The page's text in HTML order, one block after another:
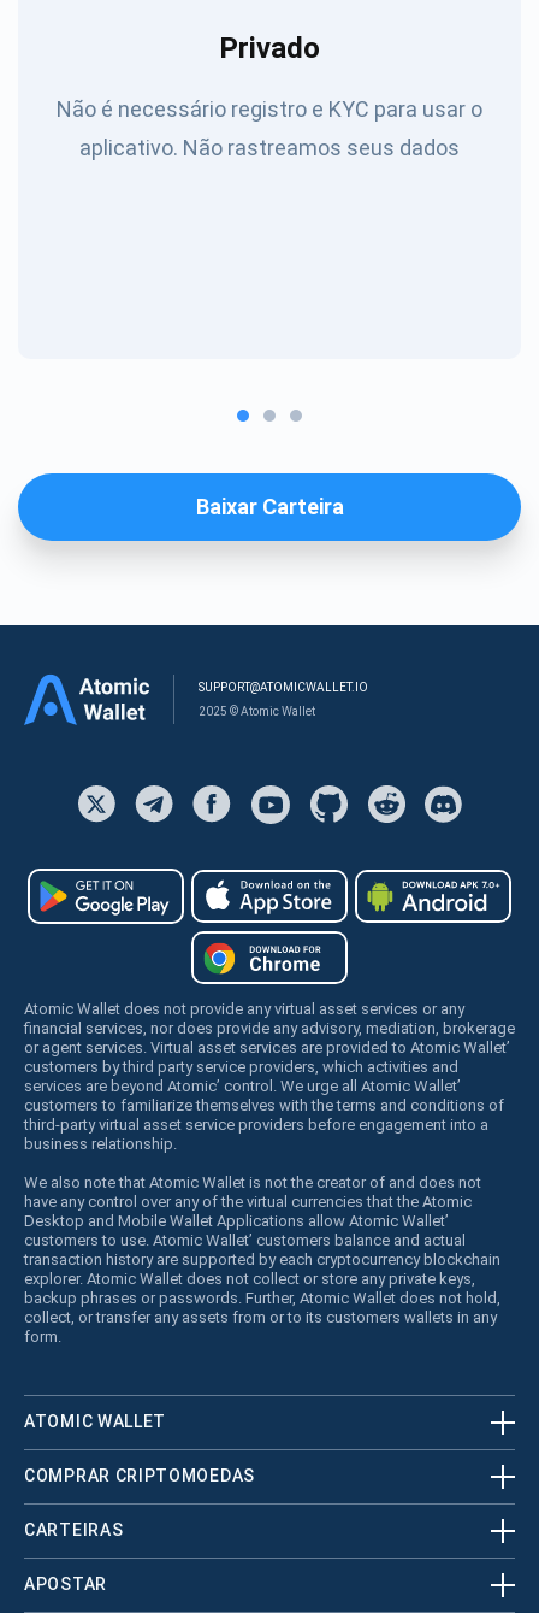
Privado
Não é necessário registro e KYC para usar o
aplicativo. Não rastreamos seus dados
Baixar Carteira
SUPPORT@ATOMICWALLET.IO
2025 © Atomic Wallet
Atomic Wallet does not provide any virtual asset services or any
financial services, nor does provide any advisory, mediation, brokerage
or agent services. Virtual asset services are provided to Atomic Wallet’
customers by third party service providers, which activities and
services are beyond Atomic’ control. We urge all Atomic Wallet’
customers to familiarize themselves with the terms and conditions of
third-party virtual asset service providers before engagement into a
business relationship.
We also note that Atomic Wallet is not the creator of and does not
have any control over any of the virtual currencies that the Atomic
Desktop and Mobile Wallet Applications allow Atomic Wallet’
customers to use. Atomic Wallet’ customers balance and actual
transaction history are supported by each cryptocurrency blockchain
explorer. Atomic Wallet does not collect or store any private keys,
backup phrases or passwords. Further, Atomic Wallet does not hold,
collect, or transfer any assets from or to its customers wallets in any
form.
ATOMIC WALLET
COMPRAR CRIPTOMOEDAS
CARTEIRAS
APOSTAR